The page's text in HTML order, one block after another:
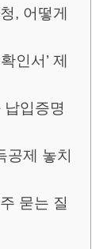
, 어떻게
인서’ 제
입증명
공제 놓치
묻는 질